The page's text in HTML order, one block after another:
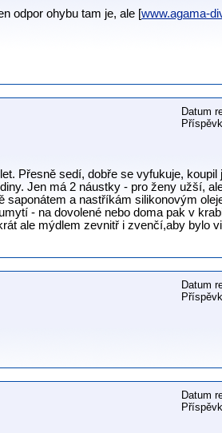
odpor ohybu tam je, ale [www.agama-
Datum
Přesně sedí, dobře se vyfukuje,
Jen má 2 náustky - pro ženy užší,
saponátem a nastříkám silikonovým
- na dovolené nebo doma pak v
ale mýdlem zevnitř i zvenčí,aby bylo
Datum
Datum